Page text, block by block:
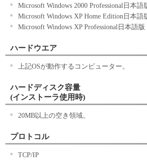
Microsoft Windows 2000 Professional日本語
Microsoft Windows XP Home Edition日本語
Microsoft Windows XP Professional日本語版
ハードウエア
上記OSが動作するコンピューター。
ハードディスク容量
(インストーラ使用時)
20MB以上の空き領域。
プロトコル
TCP/IP